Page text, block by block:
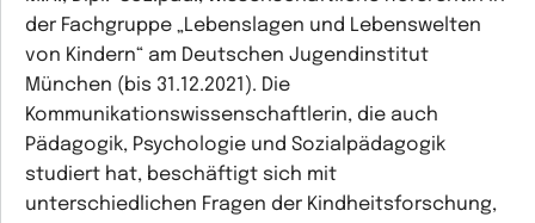
der Fachgruppe „Lebenslagen und Lebenswelten
von Kindern“ am Deutschen Jugendinstitut
München (bis 31.12.2021). Die
Kommunikationswissenschaftlerin, die auch
Pädagogik, Psychologie und Sozialpädagogik
studiert hat, beschäftigt sich mit
unterschiedlichen Fragen der Kindheitsforschung,